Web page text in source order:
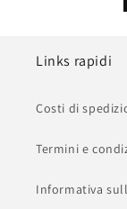
Links rapidi
Costi di
Termini e
Informativa